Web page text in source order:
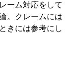
ーム対応をして
。クレームには
きには参考にし